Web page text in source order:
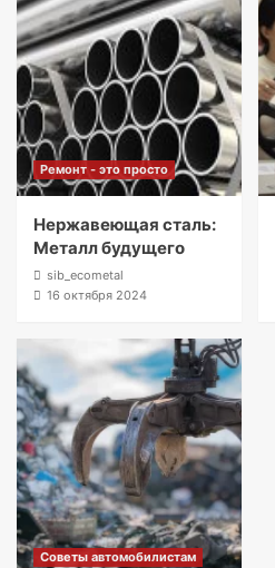
Ремонт - это просто
Нержавеющая сталь:
Металл будущего
sib_ecometal
16 октября 2024
Советы автомобилистам